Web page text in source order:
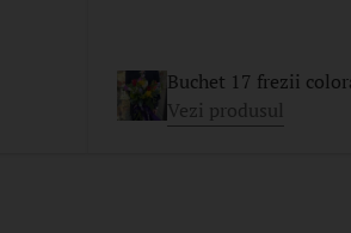
Buchet 17 frezii
Vezi produsul